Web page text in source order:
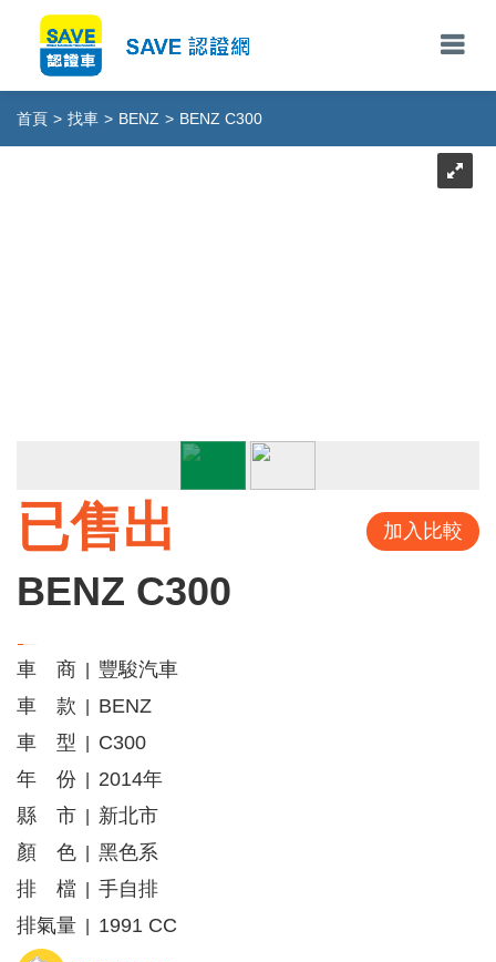
首頁 > 找車 > BENZ > BENZ C300
已售出 加入比較
BENZ C300
車 商
豐駿汽車
車 款
BENZ
車 型
C300
年 份
2014年
縣 市
新北市
顏 色
黑色系
排 檔
手自排
排氣量
1991 CC